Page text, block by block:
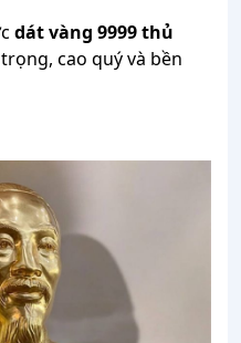
dát vàng 9999 thủ
cao quý và bền